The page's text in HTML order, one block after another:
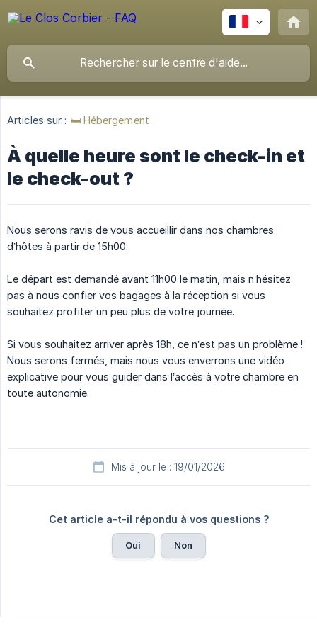
Articles sur : 🛏️ Hébergement
À quelle heure sont le check-in et
le check-out ?
Nous serons ravis de vous accueillir dans nos chambres
d’hôtes à partir de 15h00.
Le départ est demandé avant 11h00 le matin, mais n’hésitez
pas à nous confier vos bagages à la réception si vous
souhaitez profiter un peu plus de votre journée.
Si vous souhaitez arriver après 18h, ce n’est pas un problème !
Nous serons fermés, mais nous vous enverrons une vidéo
explicative pour vous guider dans l’accès à votre chambre en
toute autonomie.
Mis à jour le : 19/01/2026
Cet article a-t-il répondu à vos questions ?
Oui Non